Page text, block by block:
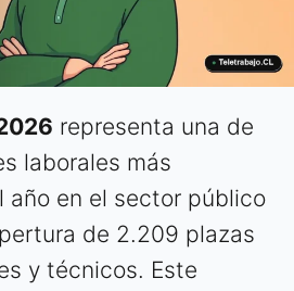
representa una de
laborales más
año en el sector público
de 2.209 plazas
y técnicos. Este